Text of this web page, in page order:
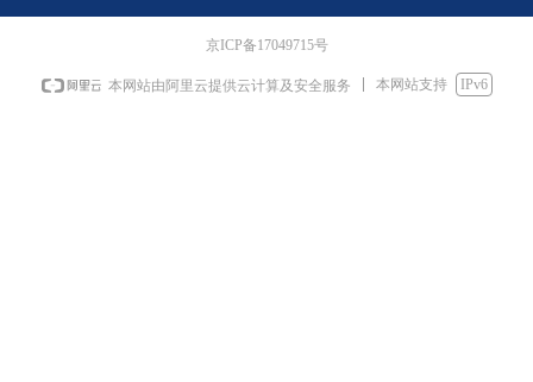
京ICP备17049715号
本网站由阿里云提供云计算及安全服务 本网站支持 IPv6